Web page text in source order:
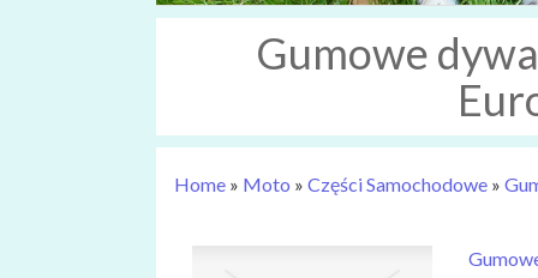
Gumowe
Home » Moto » Części Samochodowe »